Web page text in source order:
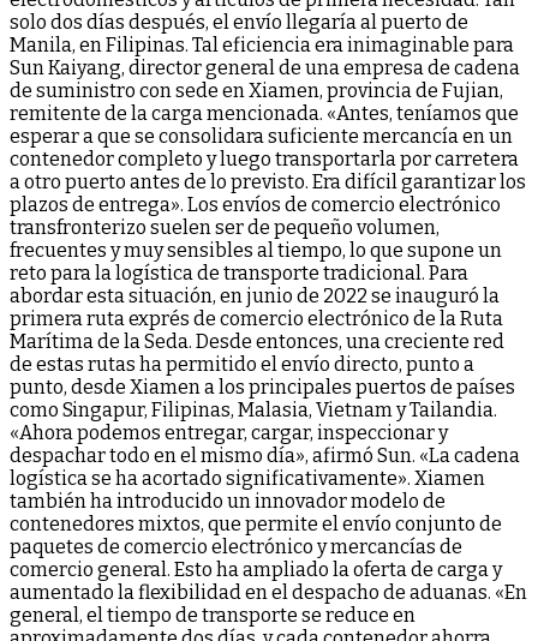
solo dos días después, el envío llegaría al puerto de
Manila, en Filipinas. Tal eficiencia era inimaginable para
Sun Kaiyang, director general de una empresa de cadena
de suministro con sede en Xiamen, provincia de Fujian,
remitente de la carga mencionada. «Antes, teníamos que
esperar a que se consolidara suficiente mercancía en un
contenedor completo y luego transportarla por carretera
a otro puerto antes de lo previsto. Era difícil garantizar los
plazos de entrega». Los envíos de comercio electrónico
transfronterizo suelen ser de pequeño volumen,
frecuentes y muy sensibles al tiempo, lo que supone un
reto para la logística de transporte tradicional. Para
abordar esta situación, en junio de 2022 se inauguró la
primera ruta exprés de comercio electrónico de la Ruta
Marítima de la Seda. Desde entonces, una creciente red
de estas rutas ha permitido el envío directo, punto a
punto, desde Xiamen a los principales puertos de países
como Singapur, Filipinas, Malasia, Vietnam y Tailandia.
«Ahora podemos entregar, cargar, inspeccionar y
despachar todo en el mismo día», afirmó Sun. «La cadena
logística se ha acortado significativamente». Xiamen
también ha introducido un innovador modelo de
contenedores mixtos, que permite el envío conjunto de
paquetes de comercio electrónico y mercancías de
comercio general. Esto ha ampliado la oferta de carga y
aumentado la flexibilidad en el despacho de aduanas. «En
general, el tiempo de transporte se reduce en